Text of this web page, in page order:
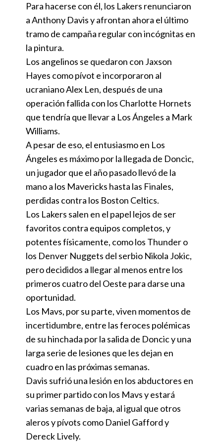
Para hacerse con él, los Lakers renunciaron
a Anthony Davis y afrontan ahora el último
tramo de campaña regular con incógnitas en
la pintura.
Los angelinos se quedaron con Jaxson
Hayes como pívot e incorporaron al
ucraniano Alex Len, después de una
operación fallida con los Charlotte Hornets
que tendría que llevar a Los Ángeles a Mark
Williams.
A pesar de eso, el entusiasmo en Los
Ángeles es máximo por la llegada de Doncic,
un jugador que el año pasado llevó de la
mano a los Mavericks hasta las Finales,
perdidas contra los Boston Celtics.
Los Lakers salen en el papel lejos de ser
favoritos contra equipos completos, y
potentes físicamente, como los Thunder o
los Denver Nuggets del serbio Nikola Jokic,
pero decididos a llegar al menos entre los
primeros cuatro del Oeste para darse una
oportunidad.
Los Mavs, por su parte, viven momentos de
incertidumbre, entre las feroces polémicas
de su hinchada por la salida de Doncic y una
larga serie de lesiones que les dejan en
cuadro en las próximas semanas.
Davis sufrió una lesión en los abductores en
su primer partido con los Mavs y estará
varias semanas de baja, al igual que otros
aleros y pívots como Daniel Gafford y
Dereck Lively.